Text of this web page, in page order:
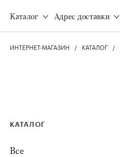
Каталог Адрес доставки
Оплата
Программа лояльности
Корпоративным клиентам
ИНТЕРНЕТ-МАГАЗИН КАТАЛОГ
КАТАЛОГ
Все